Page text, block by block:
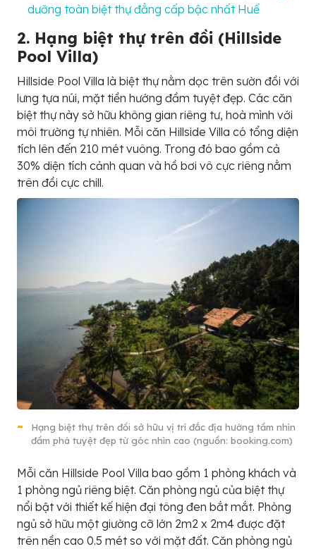
dưỡng toàn biệt thự đẳng cấp bậc nhất Huế
2. Hạng biệt thự trên đồi (Hillside
Pool Villa)
Hillside Pool Villa là biệt thự nằm dọc trên sườn đồi với
lưng tựa núi, mặt tiền hướng đầm tuyệt đẹp. Các căn
biệt thự này sở hữu không gian riêng tư, hoà mình với
môi trường tự nhiên. Mỗi căn Hillside Villa có tổng diện
tích lên đến 210 mét vuông. Trong đó bao gồm cả
30% diện tích cảnh quan và hồ bơi vô cực riêng nằm
trên đồi cực chill.
Hạng biệt thự trên đồi sở hữu vị trí đắc địa hướng tầm nhìn
đầm phá tuyệt đẹp từ góc nhìn cao (nguồn: booking.com)
Mỗi căn Hillside Pool Villa bao gồm 1 phòng khách và
1 phòng ngủ riêng biệt. Căn phòng ngủ của biệt thự
nổi bật với thiết kế hiện đại tông đen bắt mắt. Phòng
ngủ sở hữu một giường cỡ lớn 2m2 x 2m4 được đặt
trên nền cao 0.5 mét so với mặt đất. Căn phòng ngủ